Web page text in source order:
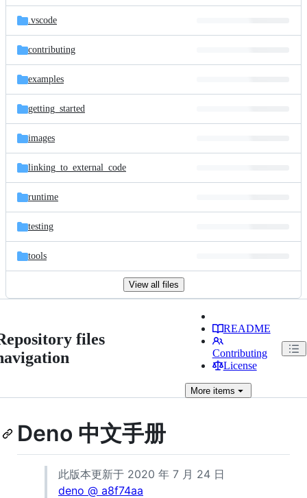
files
.vscode
contributing
examples
getting_started
images
linking_to_external_code
runtime
testing
tools
View all files
files
README
Contributing
License
Moreitems
Deno 中文手册
此版本更新于 2020 年 7 月 24 日
deno @ a8f74aa